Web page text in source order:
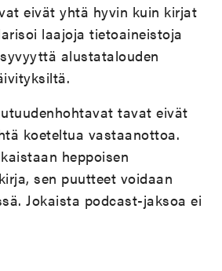
eivät yhtä hyvin kuin kirjat
laajoja tietoaineistoja
alustatalouden
tavat eivät
koeteltua vastaanottoa.
heppoisen
sen puutteet voidaan
Jokaista podcast-jaksoa ei